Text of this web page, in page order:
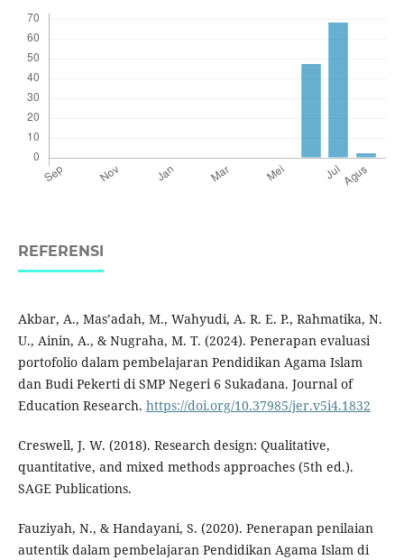
REFERENSI
Akbar, A., Mas’adah, M., Wahyudi, A. R. E. P., Rahmatika, N.
U., Ainin, A., & Nugraha, M. T. (2024). Penerapan evaluasi
portofolio dalam pembelajaran Pendidikan Agama Islam
dan Budi Pekerti di SMP Negeri 6 Sukadana. Journal of
Education Research. https://doi.org/10.37985/jer.v5i4.1832
Creswell, J. W. (2018). Research design: Qualitative,
quantitative, and mixed methods approaches (5th ed.).
SAGE Publications.
Fauziyah, N., & Handayani, S. (2020). Penerapan penilaian
autentik dalam pembelajaran Pendidikan Agama Islam di